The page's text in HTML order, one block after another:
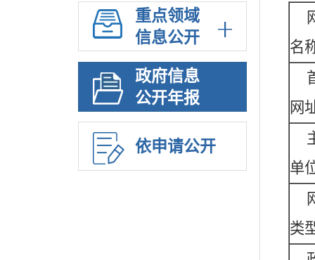
重点领域
信息公开
政府信息
公开年报
依申请公开
名
网
单
类